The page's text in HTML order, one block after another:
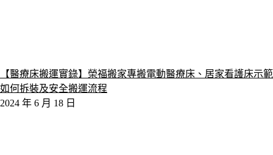
【醫療床搬運實錄】榮福搬家專搬電動醫療床、居家看護床示範
如何拆裝及安全搬運流程
2024 年 6 月 18 日